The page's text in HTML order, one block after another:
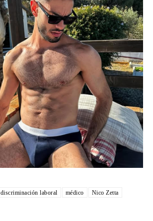
discriminación laboral médico
Nico Zetta